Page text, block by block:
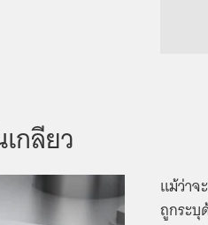
กลียว
แม้ว่าจ
ถูกระบุ